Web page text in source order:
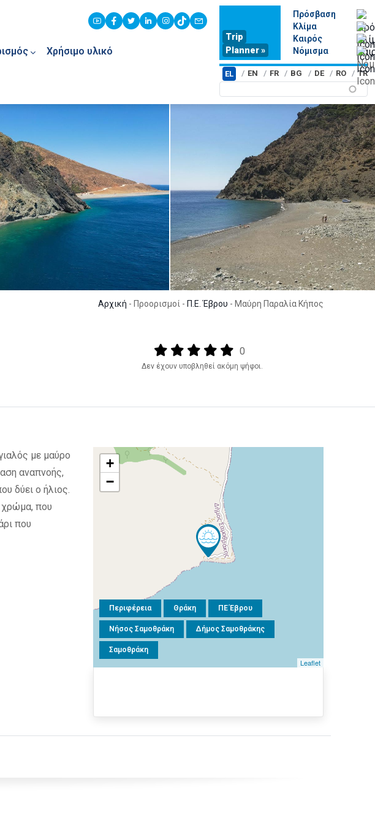
Χρήσιμο υλικό
youtubefacebook
twitterlinkedininstagram
tiktokcontact
Trip
Planner »
Πρόσβαση
Κλίμα
Καιρός
Νόμισμα
EL EN FR BG DE RO TR
Αρχική - Προορισμοί - Π.Ε. Έβρου - Μαύρη Παραλία Κήπος
Output format
(star)(star)(star)(star)(star)
0
Δεν έχουν υποβληθεί ακόμη ψήφοι.
με μαύρο
αναπνοής,
δύει ο ήλιος.
χρώμα, που
που
Περιφέρεια Θράκη ΠΕ Έβρου
Νήσος Σαμοθράκη Δήμος Σαμοθράκης
Σαμοθράκη
+
−
Leaflet